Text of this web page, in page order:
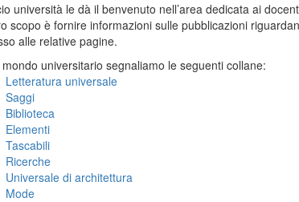
università le dà il benvenuto nell’area dedicata ai
scopo è fornire informazioni sulle pubblicazioni
alle relative pagine.
mondo universitario segnaliamo le seguenti collane:
Letteratura universale
Saggi
Biblioteca
Elementi
Tascabili
Ricerche
Universale di architettura
Mode